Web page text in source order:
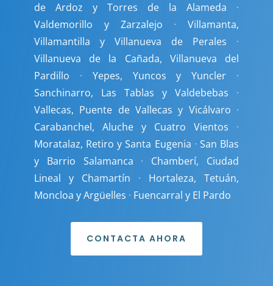
de Ardoz y Torres de la Alameda ·
Valdemorillo y Zarzalejo · Villamanta,
Villamantilla y Villanueva de Perales ·
Villanueva de la Cañada, Villanueva del
Pardillo · Yepes, Yuncos y Yuncler ·
Sanchinarro, Las Tablas y Valdebebas ·
Vallecas, Puente de Vallecas y Vicálvaro ·
Carabanchel, Aluche y Cuatro Vientos ·
Moratalaz, Retiro y Santa Eugenia · San Blas
y Barrio Salamanca · Chamberí, Ciudad
Lineal y Chamartín · Hortaleza, Tetuán,
Moncloa y Argüelles · Fuencarral y El Pardo
CONTACTA AHORA